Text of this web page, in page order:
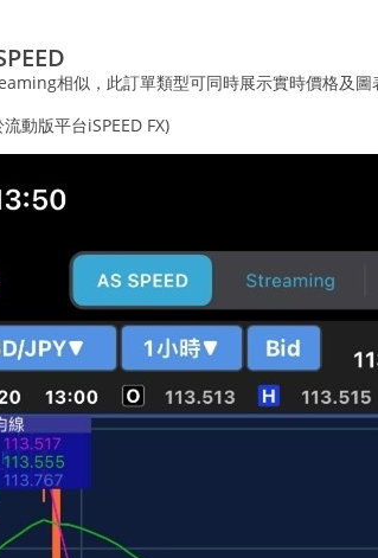
相似，此訂單類型可同時展示實時價格及
動版平台iSPEED FX)